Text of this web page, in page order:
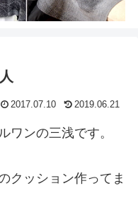
2017.07.10 2019.06.21
ワンの三浅です。
クッション作ってま